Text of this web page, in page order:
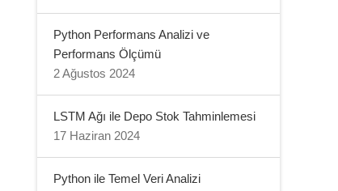
Python Performans Analizi ve
Performans Ölçümü
2 Ağustos 2024
LSTM Ağı ile Depo Stok Tahminlemesi
17 Haziran 2024
Python ile Temel Veri Analizi